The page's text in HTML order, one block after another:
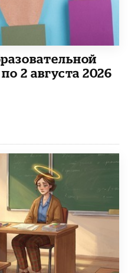
2 августа 2026